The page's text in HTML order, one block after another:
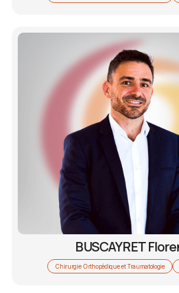
BUSCAYRET
Chirurgie Orthopédique et Traumatologie